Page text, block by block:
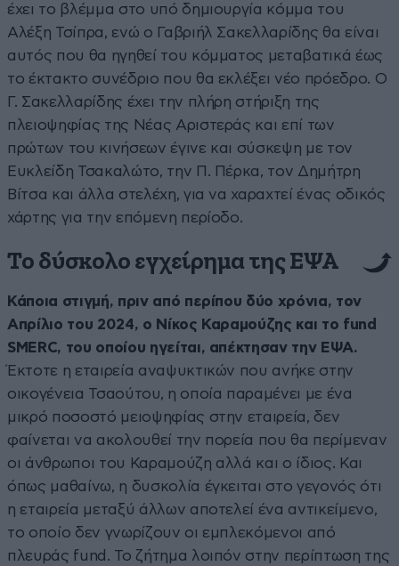
έχει το βλέμμα στο υπό δημιουργία κόμμα του
Αλέξη Τσίπρα, ενώ ο Γαβριήλ Σακελλαρίδης θα είναι
αυτός που θα ηγηθεί του κόμματος μεταβατικά έως
το έκτακτο συνέδριο που θα εκλέξει νέο πρόεδρο. Ο
Γ. Σακελλαρίδης έχει την πλήρη στήριξη της
πλειοψηφίας της Νέας Αριστεράς και επί των
πρώτων του κινήσεων έγινε και σύσκεψη με τον
Ευκλείδη Τσακαλώτο, την Π. Πέρκα, τον Δημήτρη
Βίτσα και άλλα στελέχη, για να χαραχτεί ένας οδικός
χάρτης για την επόμενη περίοδο.
Το δύσκολο εγχείρημα της ΕΨΑ
Κάποια στιγμή, πριν από περίπου δύο χρόνια, τον
Απρίλιο του 2024, ο Νίκος Καραμούζης και το fund
SMERC, του οποίου ηγείται, απέκτησαν την ΕΨΑ.
Έκτοτε η εταιρεία αναψυκτικών που ανήκε στην
οικογένεια Τσαούτου, η οποία παραμένει με ένα
μικρό ποσοστό μειοψηφίας στην εταιρεία, δεν
φαίνεται να ακολουθεί την πορεία που θα περίμεναν
οι άνθρωποι του Καραμούζη αλλά και ο ίδιος. Και
όπως μαθαίνω, η δυσκολία έγκειται στο γεγονός ότι
η εταιρεία μεταξύ άλλων αποτελεί ένα αντικείμενο,
το οποίο δεν γνωρίζουν οι εμπλεκόμενοι από
πλευράς fund. Το ζήτημα λοιπόν στην περίπτωση της